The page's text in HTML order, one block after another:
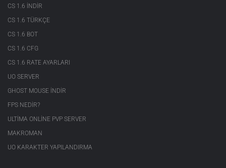
CS 1.6 INDIR
CS 1.6 TÜRKÇE
CS 1.6 BOT
CS 1.6 CFG
CS 1.6 RATE AYARLARI
UO SERVER
GHOST MOUSE INDIR
FPS NEDIR?
ULTIMA ONLINE PVP SERVER
MAKROMAN
UO KARAKTER YAPILANDIRMA